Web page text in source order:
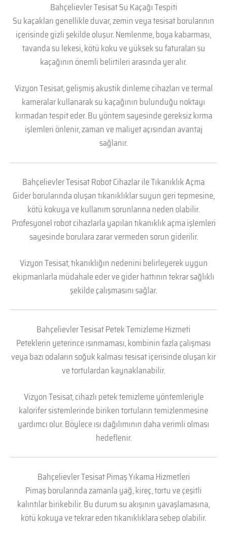
Bahçelievler Tesisat Su Kaçağı Tespiti
Su kaçakları genellikle duvar, zemin veya tesisat borularının
içerisinde gizli şekilde oluşur. Nemlenme, boya kabarması,
tavanda su lekesi, kötü koku ve yüksek su faturaları su
kaçağının önemli belirtileri arasında yer alır.
Vizyon Tesisat, gelişmiş akustik dinleme cihazları ve termal
kameralar kullanarak su kaçağının bulunduğu noktayı
kırmadan tespit eder. Bu yöntem sayesinde gereksiz kırma
işlemleri önlenir, zaman ve maliyet açısından avantaj
sağlanır.
Bahçelievler Tesisat Robot Cihazlar ile Tıkanıklık Açma
Gider borularında oluşan tıkanıklıklar suyun geri tepmesine,
kötü kokuya ve kullanım sorunlarına neden olabilir.
Profesyonel robot cihazlarla yapılan tıkanıklık açma işlemleri
sayesinde borulara zarar vermeden sorun giderilir.
Vizyon Tesisat, tıkanıklığın nedenini belirleyerek uygun
ekipmanlarla müdahale eder ve gider hattının tekrar sağlıklı
şekilde çalışmasını sağlar.
Bahçelievler Tesisat Petek Temizleme Hizmeti
Peteklerin yeterince ısınmaması, kombinin fazla çalışması
veya bazı odaların soğuk kalması tesisat içerisinde oluşan kir
ve tortulardan kaynaklanabilir.
Vizyon Tesisat, cihazlı petek temizleme yöntemleriyle
kalorifer sistemlerinde biriken tortuların temizlenmesine
yardımcı olur. Böylece ısı dağılımının daha verimli olması
hedeflenir.
Bahçelievler Tesisat Pimaş Yıkama Hizmetleri
Pimaş borularında zamanla yağ, kireç, tortu ve çeşitli
kalıntılar birikebilir. Bu durum su akışının yavaşlamasına,
kötü kokuya ve tekrar eden tıkanıklıklara sebep olabilir.